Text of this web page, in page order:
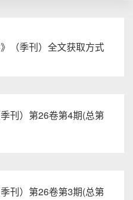
》（季刊）全文获取方式
刊）第26卷第4期(总第
刊）第26卷第3期(总第